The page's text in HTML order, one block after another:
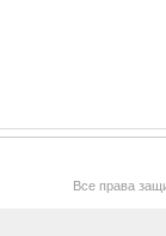
Все права